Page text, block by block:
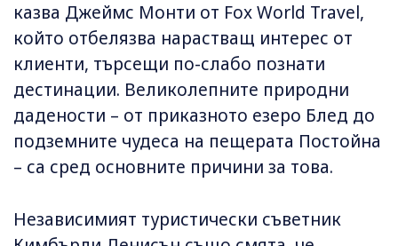
казва Джеймс Монти от Fox World Travel,
който отбелязва нарастващ интерес от
клиенти, търсещи по-слабо познати
дестинации. Великолепните природни
дадености – от приказното езеро Блед до
подземните чудеса на пещерата Постойна
– са сред основните причини за това.
Независимият туристически съветник